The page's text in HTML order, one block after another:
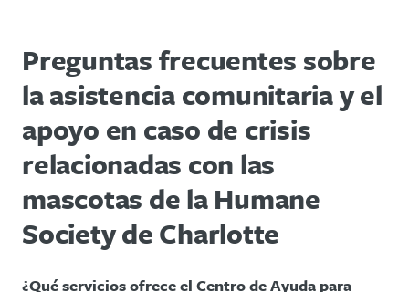
Preguntas frecuentes sobre
la asistencia comunitaria y el
apoyo en caso de crisis
relacionadas con las
mascotas de la Humane
Society de Charlotte
¿Qué servicios ofrece el Centro de Ayuda para